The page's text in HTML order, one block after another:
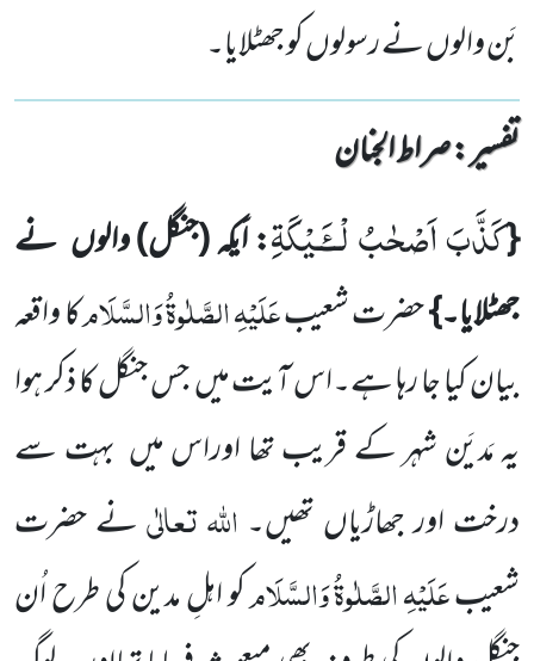
بَن والوں نے رسولوں کو جھٹلایا۔
تفسیر : ‎صراط الجنان
{كَذَّبَ اَصْحٰبُ لْــٴَـیْكَةِ: اَیکہ (جنگل) والوں نے
جھٹلایا۔}حضرت شعیبعَلَیْہِالصَّلٰوۃُوَالسَّلَامکا واقعہ
بیان کیا جا رہا ہے۔اس آیت میں جس جنگل کا ذکر ہوا
یہ مَدیَن شہر کے قریب تھا اوراس میں بہت سے
درخت اور جھاڑیاں تھیں۔ اللہتعالٰینے حضرت
شعیبعَلَیْہِالصَّلٰوۃُوَالسَّلَامکو اہلِ مدین کی طرح اُن